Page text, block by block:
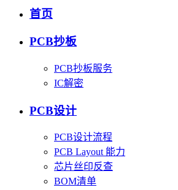
首页
PCB抄板
PCB抄板服务
IC解密
PCB设计
PCB设计流程
PCB Layout 能力
芯片丝印反查
BOM清单